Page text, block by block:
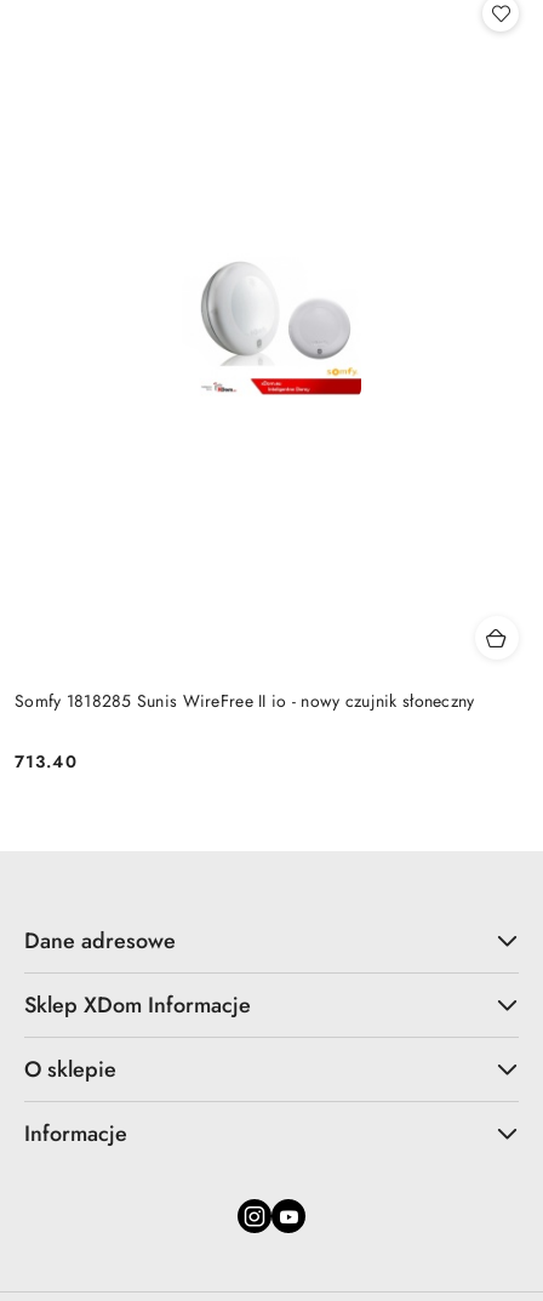
Somfy 1818285 Sunis WireFree II io - nowy czujnik słoneczny
Cena:
713.40
Dane adresowe
Sklep XDom Informacje
O sklepie
Informacje